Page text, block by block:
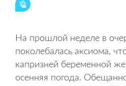
На прошлой неделе в
поколебалась аксиома,
капризней беременной
осенняя погода.